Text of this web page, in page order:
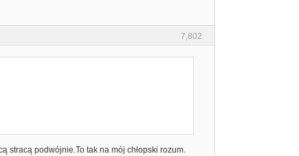
7,802
stracą podwójnie.To tak na mój chłopski rozum.